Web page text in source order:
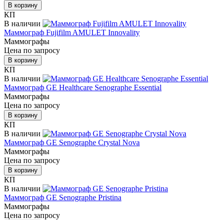
В корзину
КП
В наличии
Маммограф Fujifilm AMULET Innovality
Маммографы
Цена по запросу
В корзину
КП
В наличии
Маммограф GE Healthcare Senographe Essential
Маммографы
Цена по запросу
В корзину
КП
В наличии
Маммограф GE Senographe Crystal Nova
Маммографы
Цена по запросу
В корзину
КП
В наличии
Маммограф GE Senographe Pristina
Маммографы
Цена по запросу